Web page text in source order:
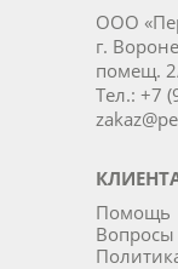
ООО
г.
помещ.
Тел.: +7
Помощь
Вопросы